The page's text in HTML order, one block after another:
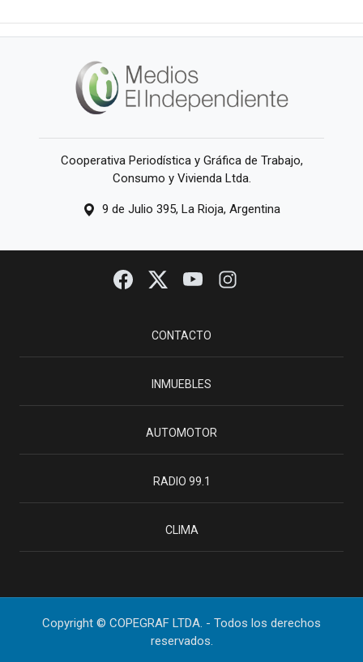
Cooperativa Periodística y Gráfica de Trabajo,
Consumo y Vivienda Ltda.
9 de Julio 395, La Rioja, Argentina
CONTACTO
INMUEBLES
AUTOMOTOR
RADIO 99.1
CLIMA
Copyright © COPEGRAF LTDA. - Todos los derechos
reservados.